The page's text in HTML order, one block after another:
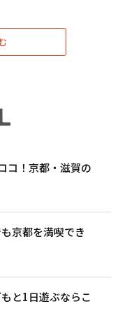
コ！京都・滋賀の
京都を満喫でき
と1日遊ぶならこ